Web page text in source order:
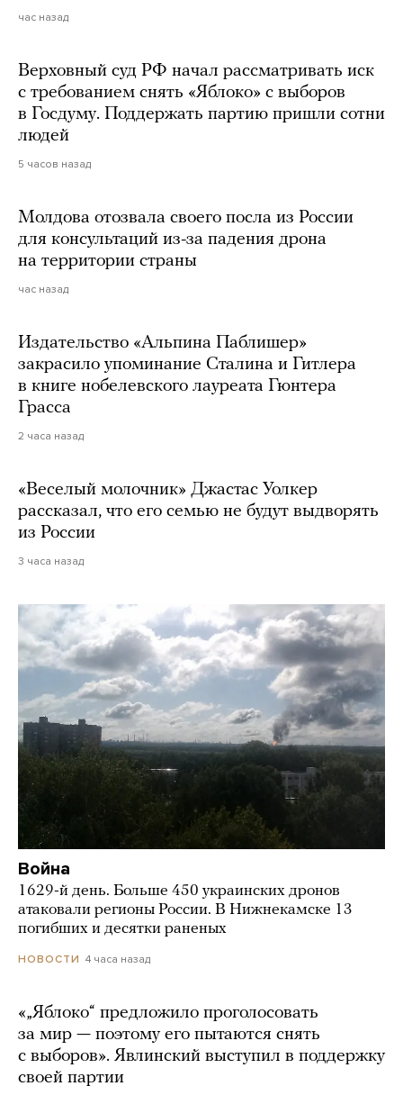
час назад
Верховный суд РФ начал рассматривать иск
с требованием снять «Яблоко» с выборов
в Госдуму. Поддержать партию пришли сотни
людей
5 часов назад
Молдова отозвала своего посла из России
для консультаций из-за падения дрона
на территории страны
час назад
Издательство «Альпина Паблишер»
закрасило упоминание Сталина и Гитлера
в книге нобелевского лауреата Гюнтера
Грасса
2 часа назад
«Веселый молочник» Джастас Уолкер
рассказал, что его семью не будут выдворять
из России
3 часа назад
Война
1629-й день. Больше 450 украинских дронов
атаковали регионы России. В Нижнекамске 13
погибших и десятки раненых
НОВОСТИ 4 часа назад
«„Яблоко“ предложило проголосовать
за мир — поэтому его пытаются снять
с выборов». Явлинский выступил в поддержку
своей партии